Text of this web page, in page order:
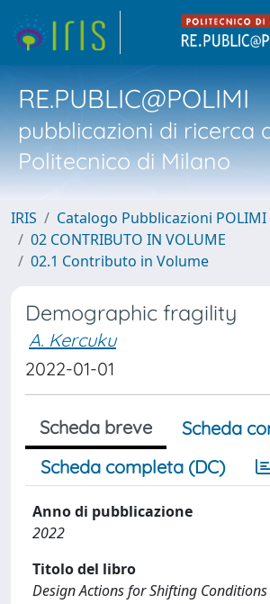
RE.PUBLIC@POLIMI
pubblicazioni di ricerca
Politecnico di Milano
IRIS
Catalogo Pubblicazioni POLIMI
02 CONTRIBUTO IN VOLUME
02.1 Contributo in Volume
Demographic fragility
A. Kercuku
2022-01-01
Scheda breve
Scheda
Scheda completa (DC)
Anno di pubblicazione
2022
Titolo del libro
Design Actions for Shifting Conditions